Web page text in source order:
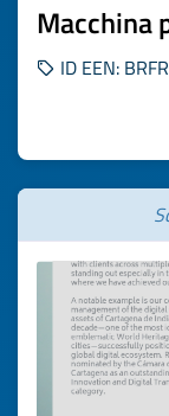
Macchina
ID EEN: